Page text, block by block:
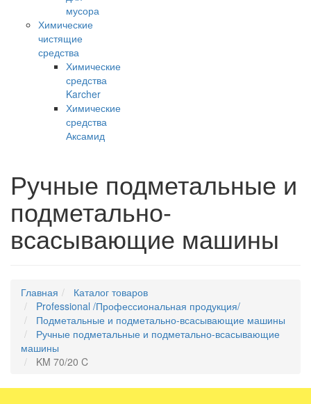
мусора
Химические
чистящие
средства
Химические
средства
Karcher
Химические
средства
Аксамид
Ручные подметальные и
подметально-
всасывающие машины
Главная
Каталог товаров
Professional /Профессиональная продукция/
Подметальные и подметально-всасывающие машины
Ручные подметальные и подметально-всасывающие
машины
KM 70/20 C